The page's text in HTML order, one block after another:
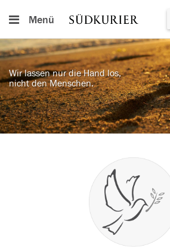
Menü
Wir lassen nur die Hand los,
nicht den Menschen.